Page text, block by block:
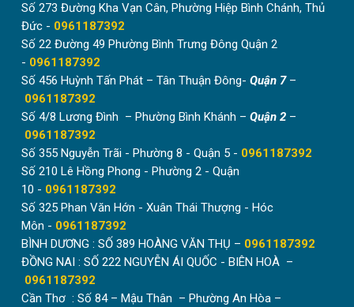
Số 273 Đường Kha Vạn Cân, Phường Hiệp Bình Chánh, Thủ
Đức - 0961187392
Số 22 Đường 49 Phường Bình Trưng Đông Quận 2
- 0961187392
Số 456 Huỳnh Tấn Phát – Tân Thuận Đông- Quận 7–
0961187392
Số 4/8 Lương Đình – Phường Bình Khánh – Quận 2 –
0961187392
Số 355 Nguyễn Trãi - Phường 8 - Quận 5 - 0961187392
Số 210 Lê Hồng Phong - Phường 2 - Quận
10 - 0961187392
Số 325 Phan Văn Hớn - Xuân Thái Thượng - Hóc
Môn - 0961187392
BÌNH DƯƠNG : SỐ 389 HOÀNG VĂN THỤ – 0961187392
ĐỒNG NAI : SỐ 222 NGUYỄN ÁI QUỐC - BIÊN HOÀ –
0961187392
Cần Thơ : Số 84 – Mậu Thân – Phường An Hòa –